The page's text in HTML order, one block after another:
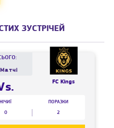
ЗУСТРІЧЕЙ
FC Kings
НІЧИЇ
0
ПОРАЗКИ
2